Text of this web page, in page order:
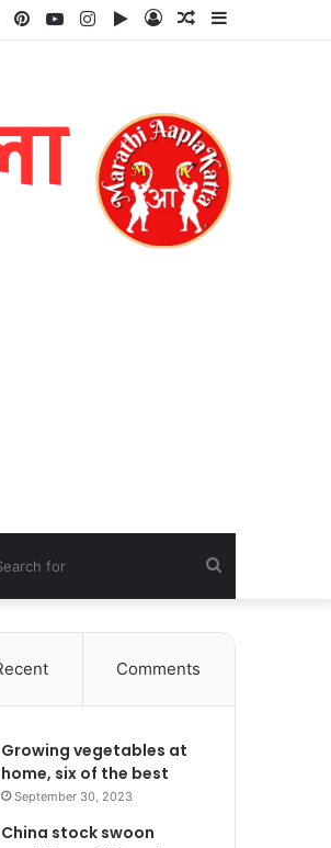
Sidebar
Random
Log
Google
Instagram
YouTube
Pinterest
for
Comments
Growing vegetables at
home, six of the best
September 30, 2023
China stock swoon